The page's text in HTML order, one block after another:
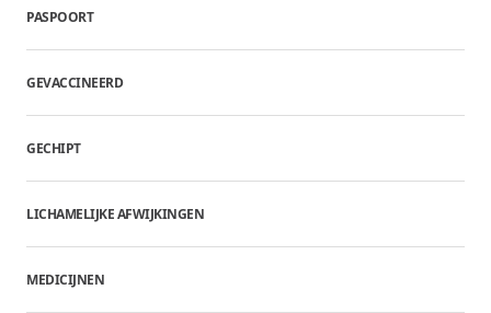
PASPOORT
GEVACCINEERD
GECHIPT
LICHAMELIJKE AFWIJKINGEN
MEDICIJNEN